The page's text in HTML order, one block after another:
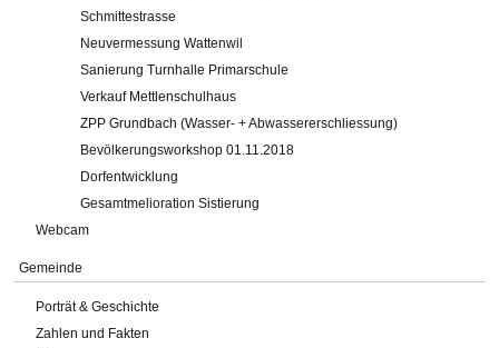
ImpressumSchmittestrasse
Neuvermessung Wattenwil
Sanierung Turnhalle Primarschule
Verkauf Mettlenschulhaus
ZPP Grundbach (Wasser- + Abwassererschliessung)
Bevölkerungsworkshop 01.11.2018
Dorfentwicklung
Gesamtmelioration Sistierung
Webcam
Gemeinde
Porträt & Geschichte
Zahlen und Fakten